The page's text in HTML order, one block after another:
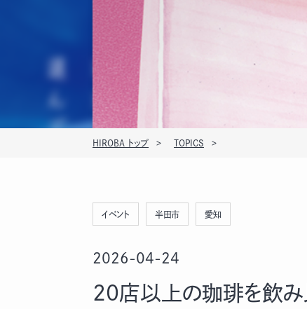
HIROBA トップ TOPICS
イベント 半田市 愛知
2026-04-24
20店以上の珈琲を飲み